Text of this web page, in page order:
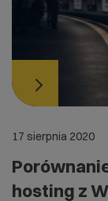
17 sierpnia 2020
hosting z